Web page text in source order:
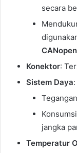
secara
CANopen
Konektor:
Sistem Daya:
jangka
Temperatur